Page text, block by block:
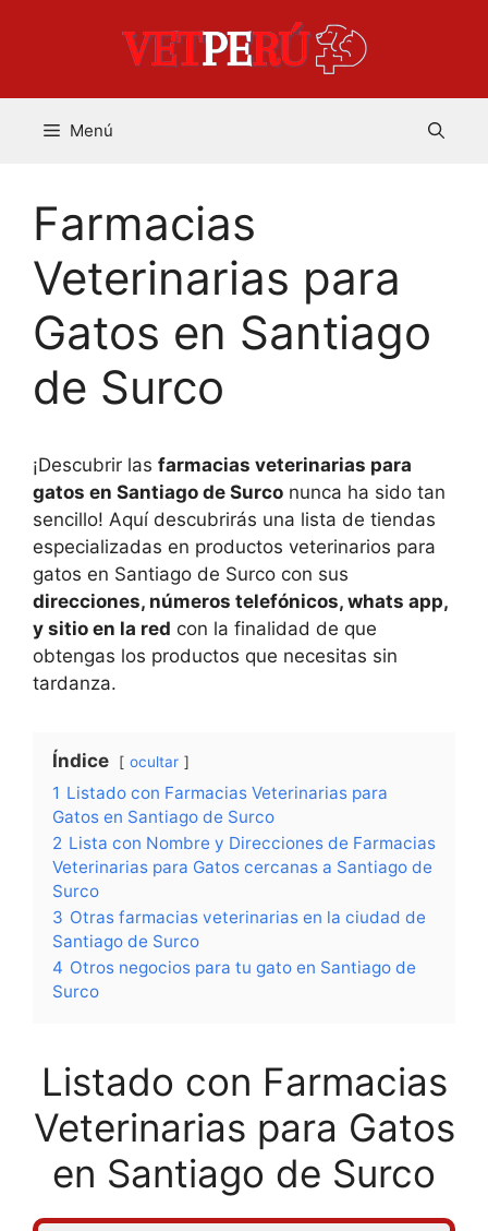
Menú
Farmacias
Veterinarias para
Gatos en Santiago
de Surco
¡Descubrir las farmacias veterinarias para
gatos en Santiago de Surco nunca ha sido tan
sencillo! Aquí descubrirás una lista de tiendas
especializadas en productos veterinarios para
gatos en Santiago de Surco con sus
direcciones, números telefónicos, whats app,
y sitio en la red con la finalidad de que
obtengas los productos que necesitas sin
tardanza.
Índice ocultar
1 Listado con Farmacias Veterinarias para
Gatos en Santiago de Surco
2 Lista con Nombre y Direcciones de Farmacias
Veterinarias para Gatos cercanas a Santiago de
Surco
3 Otras farmacias veterinarias en la ciudad de
Santiago de Surco
4 Otros negocios para tu gato en Santiago de
Surco
Listado con Farmacias
Veterinarias para Gatos
en Santiago de Surco